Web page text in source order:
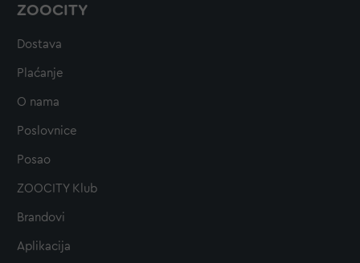
ZOOCITY
Dostava
Plaćanje
O nama
Poslovnice
Posao
ZOOCITY Klub
Brandovi
Aplikacija